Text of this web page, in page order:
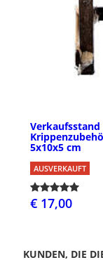
5x10x5 cm
AUSVERKAUFT
€ 17,00
KUNDEN, DIE